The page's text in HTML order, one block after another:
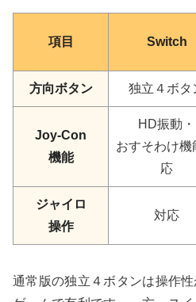
項目 Switch
方向ボタン 独立４ボタ
Joy-Con
機能
HD振動・
おすそわけ機
応
ジャイロ
操作
対応
通常版の独立４ボタンは操作